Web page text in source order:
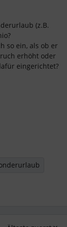
(z.B.
so ein, als ob er
erhöht oder
eingerichtet?